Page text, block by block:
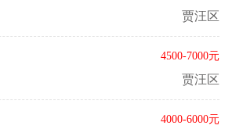
贾汪区
4500-7000元
贾汪区
4000-6000元